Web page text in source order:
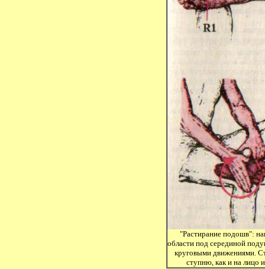
"Растирание подошв":
области под серединой
круговыми движениями.
ступню, как и на лицо